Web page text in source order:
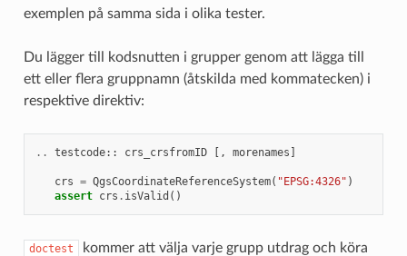
exemplen på samma sida i olika tester.
Du lägger till kodsnutten i grupper genom att lägga till
ett eller flera gruppnamn (åtskilda med kommatecken) i
respektive direktiv:
.. testcode:: crs_crsfromID [, morenames ]
crs = QgsCoordinateReferenceSystem( "EPSG:4326" )
assert crs . isValid ()
doctest
kommer att välja varje grupp utdrag och köra